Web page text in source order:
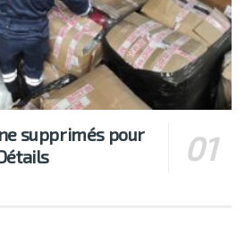
supprimés pour